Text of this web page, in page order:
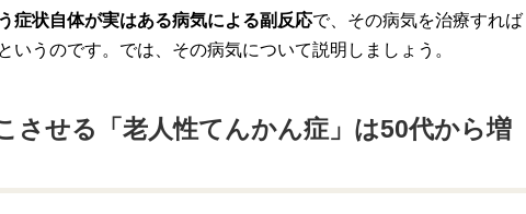
症状自体が実はある病気による副反応で、その病気を治療すれば
いうのです。では、その病気について説明しましょう。
させる「老人性てんかん症」は50代から増